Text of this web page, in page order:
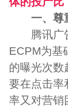
一、尊
腾讯广告
ECPM为基
的曝光次数
要在点击率
率又对营销